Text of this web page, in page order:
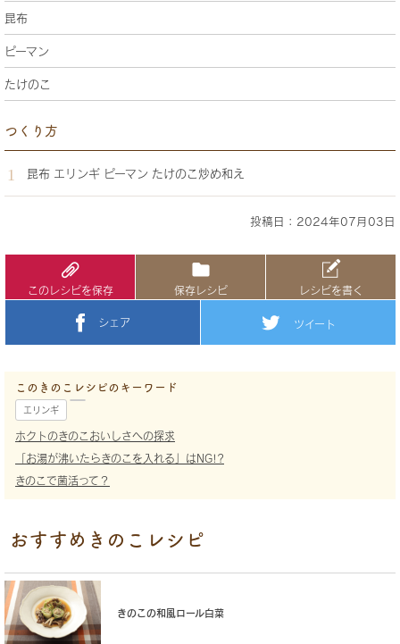
昆布
ピーマン
たけのこ
つくり方
昆布 エリンギ ピーマン たけのこ炒め和え
投稿日：2024年07月03日
このレシピを保存 保存レシピ レシピを書く
シェア ツイート
このきのこレシピのキーワード
エリンギ
ホクトのきのこおいしさへの探求
「お湯が沸いたらきのこを入れる」はNG!?
きのこで菌活って？
おすすめきのこレシピ
きのこの和風ロール白菜